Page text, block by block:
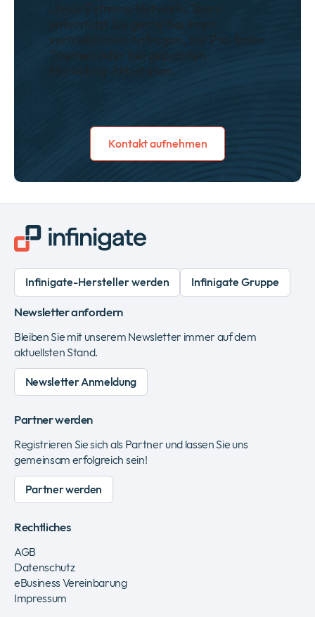
Unser Extreme Networks Team
unterstützt Sie gerne bei Ihren
vertrieblichen Anfragen, bei Pre-Sales
Themen oder bei geplanten
Marketing-Aktivitäten.
Kontakt aufnehmen
Infinigate-Hersteller werden Infinigate Gruppe
Newsletter anfordern
Bleiben Sie mit unserem Newsletter immer auf dem
aktuellsten Stand.
Newsletter Anmeldung
Partner werden
Registrieren Sie sich als Partner und lassen Sie uns
gemeinsam erfolgreich sein!
Partner werden
Rechtliches
AGB
Datenschutz
eBusiness Vereinbarung
Impressum